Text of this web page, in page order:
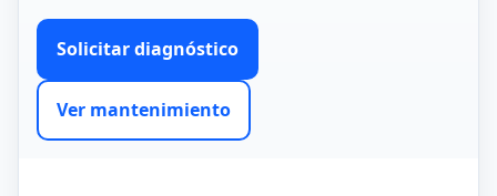
Solicitar diagnóstico
Ver mantenimiento